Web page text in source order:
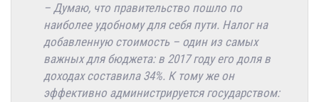
– Думаю, что правительство пошло по
наиболее удобному для себя пути. Налог на
добавленную стоимость – один из самых
важных для бюджета: в 2017 году его доля в
доходах составила 34%. К тому же он
эффективно администрируется государством: